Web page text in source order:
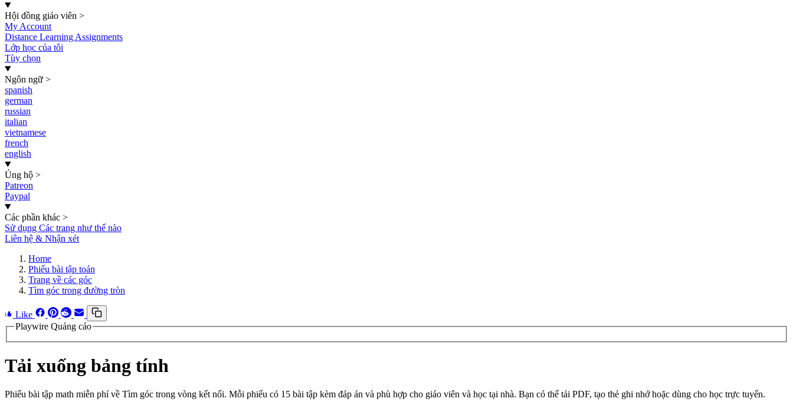
Hội đồng giáo viên >
My Account
Distance Learning Assignments
Lớp học của tôi
Tùy chọn
Ngôn ngữ >
spanish
german
russian
italian
vietnamese
french
english
Ủng hộ >
Patreon
Paypal
Các phần khác >
Sử dụng Các trang như thế nào
Liên hệ & Nhận xét
Home
Phiếu bài tập toán
Trang về các góc
Tìm góc trong đường tròn
Like
Playwire Quảng cáo
Tải xuống bảng tính
Phiếu bài tập math miễn phí về Tìm góc trong vòng kết nối. Mỗi phiếu có 15 bài tập kèm đáp án và phù hợp cho giáo viên và học tại nhà. Bạn có thể tải PDF, tạo thẻ ghi nhớ hoặc dùng cho học trực tuyến.